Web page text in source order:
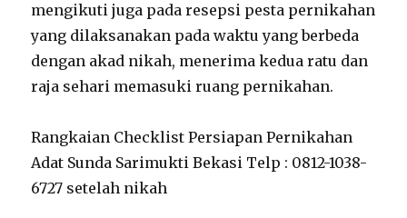
mengikuti juga pada resepsi pesta pernikahan
yang dilaksanakan pada waktu yang berbeda
dengan akad nikah, menerima kedua ratu dan
raja sehari memasuki ruang pernikahan.
Rangkaian Checklist Persiapan Pernikahan
Adat Sunda Sarimukti Bekasi Telp : 0812-1038-
6727 setelah nikah